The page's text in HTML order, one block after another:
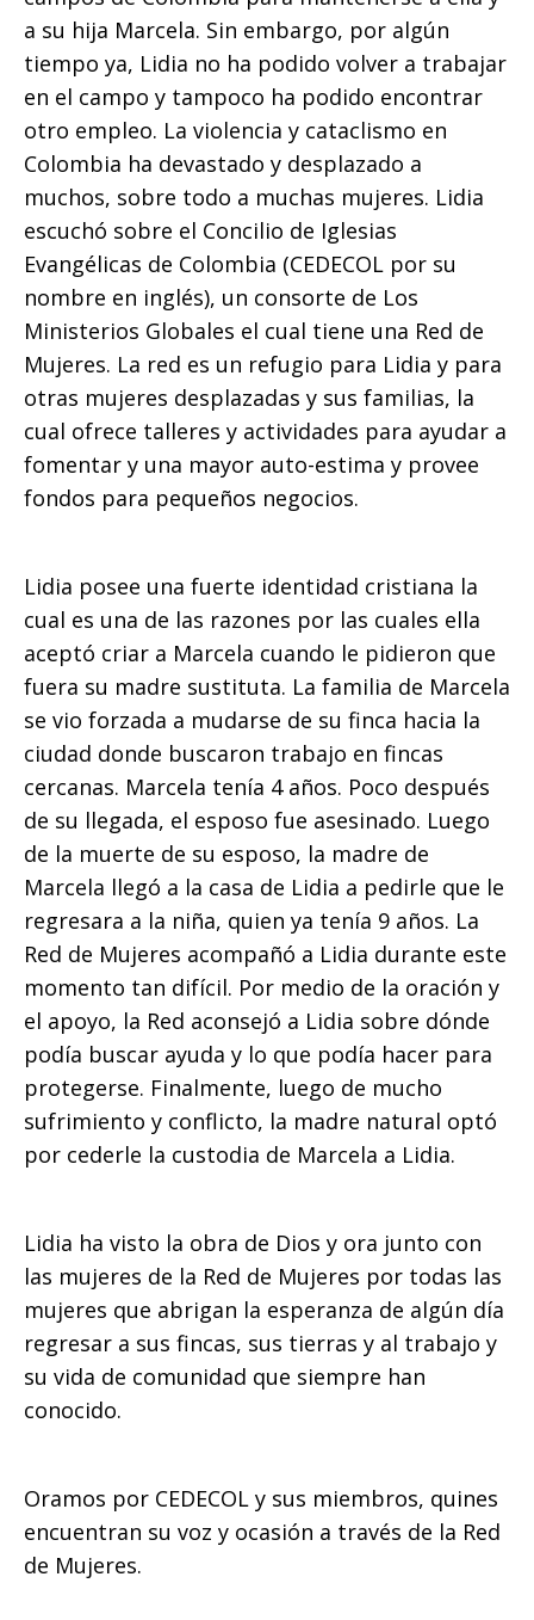
a su hija Marcela. Sin embargo, por algún
tiempo ya, Lidia no ha podido volver a trabajar
en el campo y tampoco ha podido encontrar
otro empleo. La violencia y cataclismo en
Colombia ha devastado y desplazado a
muchos, sobre todo a muchas mujeres. Lidia
escuchó sobre el Concilio de Iglesias
Evangélicas de Colombia (CEDECOL por su
nombre en inglés), un consorte de Los
Ministerios Globales el cual tiene una Red de
Mujeres. La red es un refugio para Lidia y para
otras mujeres desplazadas y sus familias, la
cual ofrece talleres y actividades para ayudar a
fomentar y una mayor auto-estima y provee
fondos para pequeños negocios.
Lidia posee una fuerte identidad cristiana la
cual es una de las razones por las cuales ella
aceptó criar a Marcela cuando le pidieron que
fuera su madre sustituta. La familia de Marcela
se vio forzada a mudarse de su finca hacia la
ciudad donde buscaron trabajo en fincas
cercanas. Marcela tenía 4 años. Poco después
de su llegada, el esposo fue asesinado. Luego
de la muerte de su esposo, la madre de
Marcela llegó a la casa de Lidia a pedirle que le
regresara a la niña, quien ya tenía 9 años. La
Red de Mujeres acompañó a Lidia durante este
momento tan difícil. Por medio de la oración y
el apoyo, la Red aconsejó a Lidia sobre dónde
podía buscar ayuda y lo que podía hacer para
protegerse. Finalmente, luego de mucho
sufrimiento y conflicto, la madre natural optó
por cederle la custodia de Marcela a Lidia.
Lidia ha visto la obra de Dios y ora junto con
las mujeres de la Red de Mujeres por todas las
mujeres que abrigan la esperanza de algún día
regresar a sus fincas, sus tierras y al trabajo y
su vida de comunidad que siempre han
conocido.
Oramos por CEDECOL y sus miembros, quines
encuentran su voz y ocasión a través de la Red
de Mujeres.